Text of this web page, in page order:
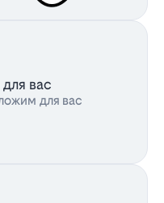
вас
для вас